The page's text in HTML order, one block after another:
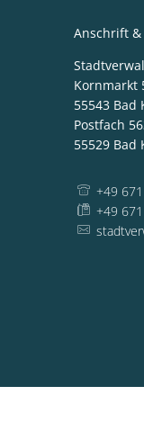
Anschrift
Kornmarkt
55543 Bad
Postfach
55529 Bad
+49
+49